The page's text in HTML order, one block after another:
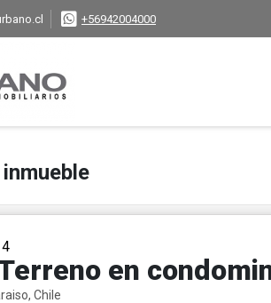
+56942004000
en
Chile